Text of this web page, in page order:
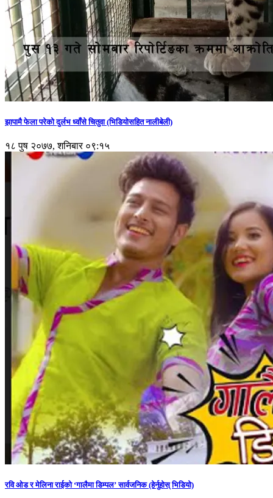
झापामै फेला परेको दुर्लभ ध्वाँसे चितुवा (भिडियोसहित नालीबेली)
१८ पुष २०७७, शनिबार ०९:१५
रवि ओड र मेलिना राईको ‘गालैमा डिम्पल’ सार्वजनिक (हेर्नुहोस् भिडियो)